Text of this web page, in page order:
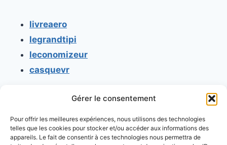
Gérer le consentement
Pour offrir les meilleures expériences, nous utilisons des technologies
telles que les cookies pour stocker et/ou accéder aux informations des
appareils. Le fait de consentir à ces technologies nous permettra de
livreaero
legrandtipi
leconomizeur
casquevr
Mentions légales